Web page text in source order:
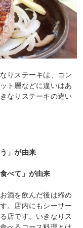
りステーキは、コン
ト層などに違いはあ
なりステーキの違い
」が由来
べて」が由来
酒を飲んだ後は締め
。店内にもシーサー
店です。いきなりス